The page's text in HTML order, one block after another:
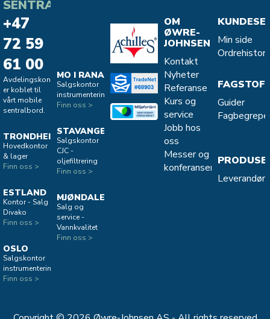
SENTRALBORD
+47
72 59
61 00
Avdelingskontorene
er koblet til
vårt mobile
sentralbord.
TRONDHEIM
Hovedkontor
& lager
Finn oss >
ESTLAND
Kontor - Salg
Divako
Finn oss >
OSLO
Salgskontor
instrumentering
Finn oss >
MO I RANA
Salgskontor
instrumentering
Finn oss >
STAVANGER
Salgskontor
CJC -
oljefiltrering
Finn oss >
MJØNDALEN
Salg og
service -
Vannkvalitet
Finn oss >
OM
ØWRE-
JOHNSEN
Kontakt
Nyheter
Referanse
Kurs og
service
Jobb hos
oss
Messer og
konferanser
Min side
Guider